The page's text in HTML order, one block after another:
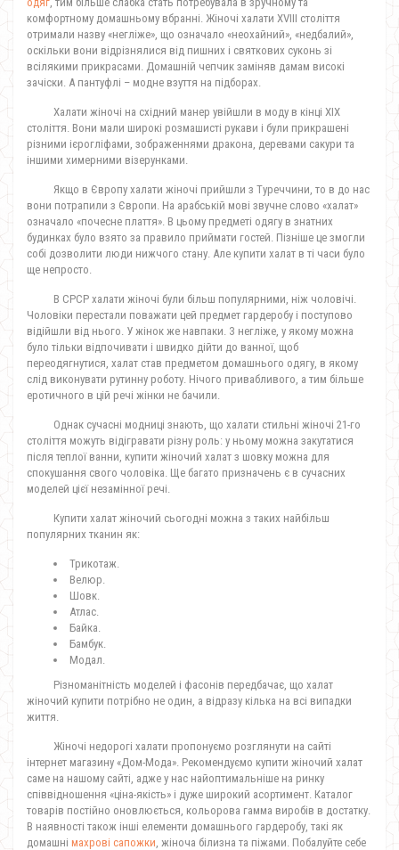
комфортному домашньому вбранні. Жіночі халати XVIII століття
отримали назву «негліже», що означало «неохайний», «недбалий»,
оскільки вони відрізнялися від пишних і святкових суконь зі
всілякими прикрасами. Домашній чепчик заміняв дамам високі
зачіски. А пантуфлі – модне взуття на підборах.
Халати жіночі на східний манер увійшли в моду в кінці XIX
століття. Вони мали широкі розмашисті рукави і були прикрашені
різними ієрогліфами, зображеннями дракона, деревами сакури та
іншими химерними візерунками.
Якщо в Європу халати жіночі прийшли з Туреччини, то в до нас
вони потрапили з Європи. На арабській мові звучне слово «халат»
означало «почесне плаття». В цьому предметі одягу в знатних
будинках було взято за правило приймати гостей. Пізніше це змогли
собі дозволити люди нижчого стану. Але купити халат в ті часи було
ще непросто.
В СРСР халати жіночі були більш популярними, ніж чоловічі.
Чоловіки перестали поважати цей предмет гардеробу і поступово
відійшли від нього. У жінок же навпаки. З негліже, у якому можна
було тільки відпочивати і швидко дійти до ванної, щоб
переодягнутися, халат став предметом домашнього одягу, в якому
слід виконувати рутинну роботу. Нічого привабливого, а тим більше
еротичного в цій речі жінки не бачили.
Однак сучасні модниці знають, що халати стильні жіночі 21-го
століття можуть відігравати різну роль: у ньому можна закутатися
після теплої ванни, купити жіночий халат з шовку можна для
спокушання свого чоловіка. Ще багато призначень є в сучасних
моделей цієї незамінної речі.
Купити халат жіночий сьогодні можна з таких найбільш
популярних тканин як:
Трикотаж.
Велюр.
Шовк.
Атлас.
Байка.
Бамбук.
Модал.
Різноманітність моделей і фасонів передбачає, що халат
жіночий купити потрібно не один, а відразу кілька на всі випадки
життя.
Жіночі недорогі халати пропонуємо розглянути на сайті
інтернет магазину «Дом-Мода». Рекомендуємо купити жіночий халат
саме на нашому сайті, адже у нас найоптимальніше на ринку
співвідношення «ціна-якість» і дуже широкий асортимент. Каталог
товарів постійно оновлюється, кольорова гамма виробів в достатку.
В наявності також інші елементи домашнього гардеробу, такі як
домашні махрові сапожки, жіноча білизна та піжами. Побалуйте себе